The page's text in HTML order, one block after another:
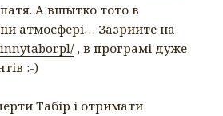
А вшытко тото в
атмосфері… Зазрийте на
, в програмі дуже
:-)
Табір і отримати